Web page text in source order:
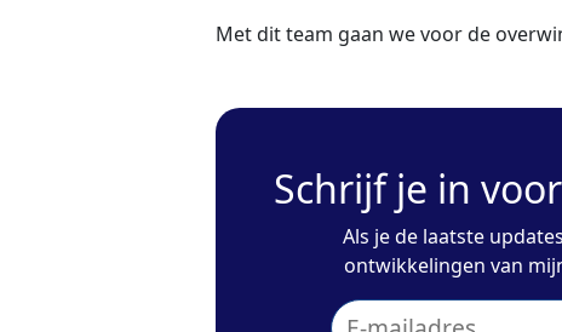
Met dit team gaan we voor de
Schrijf je in
Als je de laatste
ontwikkelingen van